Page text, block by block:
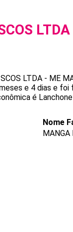
LTDA - ME
e 4 dias e
é
Nome
MANGA